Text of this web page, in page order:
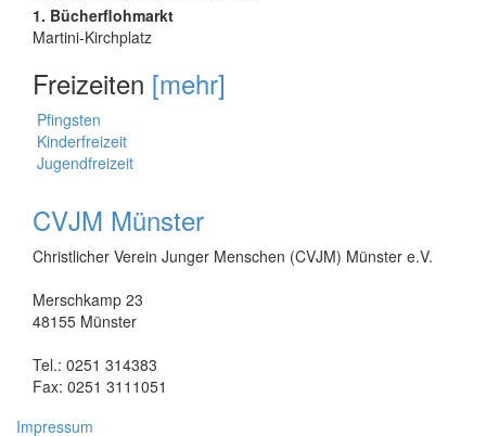
1. Bücherflohmarkt
Martini-Kirchplatz
Freizeiten [mehr]
Pfingsten
Kinderfreizeit
Jugendfreizeit
CVJM Münster
Christlicher Verein Junger Menschen (CVJM) Münster e.V.
Merschkamp 23
48155 Münster
Tel.: 0251 314383
Fax: 0251 3111051
Impressum